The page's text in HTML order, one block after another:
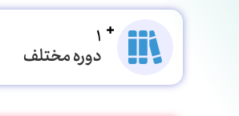
1
دوره مختلف